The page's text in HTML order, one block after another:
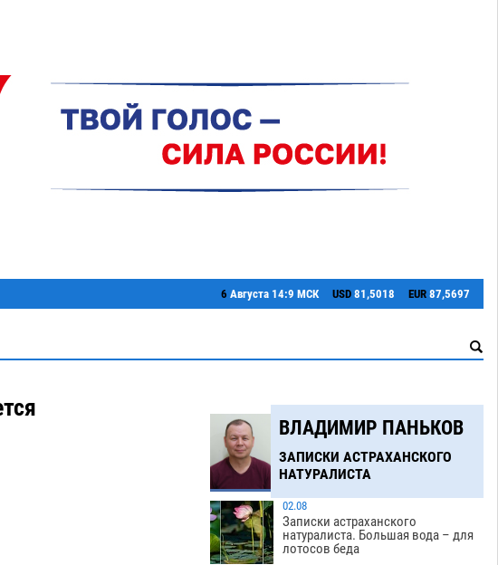
6 Августа 14:9 МСК USD 81,5018 EUR 87,5697
ВЛАДИМИР ПАНЬКОВ
ЗАПИСКИ АСТРАХАНСКОГО
НАТУРАЛИСТА
02.08
Записки астраханского
натуралиста. Большая вода – для
лотосов беда